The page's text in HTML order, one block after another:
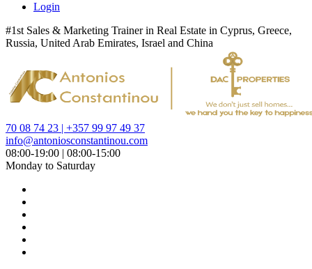
Login
#1st Sales & Marketing Trainer in Real Estate in Cyprus, Greece,
Russia, United Arab Emirates, Israel and China
70 08 74 23 | +357 99 97 49 37
info@antoniosconstantinou.com
08:00-19:00 | 08:00-15:00
Monday to Saturday